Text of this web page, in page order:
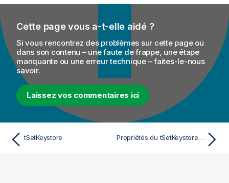
Cette page vous a-t-elle aidé ?
Si vous rencontrez des problèmes sur cette page ou
dans son contenu – une faute de frappe, une étape
manquante ou une erreur technique – faites-le-nous
savoir.
Laissez vos commentaires ici
tSetKeystore Propriétés du tSetKeystore pour Apache Spark Batch